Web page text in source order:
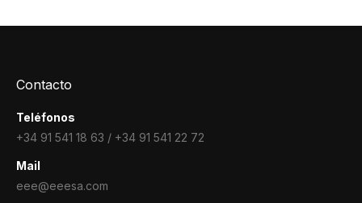
Contacto
Teléfonos
+34 91 541 18 63 / +34 91 541 22 72
Mail
eee@eeesa.com